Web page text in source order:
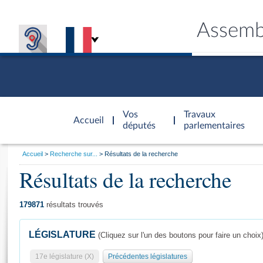
Accueil
d'accueil
Vos
députés
Travaux
parlementaires
Général
Vous
Accueil Recherche sur... Résultats de la recherche
Résultats de la recherche
179871 résultats trouvés
LÉGISLATURE (Cliquez sur l'un des boutons pour faire un choix)
17e législature (X) Précédentes législatures